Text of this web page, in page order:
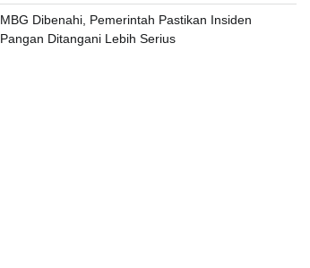
MBG Dibenahi, Pemerintah Pastikan Insiden
Pangan Ditangani Lebih Serius